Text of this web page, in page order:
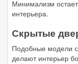
Минимализм
интерьера.
Скрытые
Подобные модели
делают интерьер